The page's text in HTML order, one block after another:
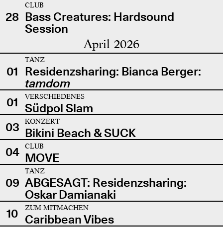
28
CLUB
Bass Creatures: Hardsound
Session
April 2026
01
TANZ
Residenzsharing: Bianca Berger:
tamdom
01
VERSCHIEDENES
Südpol Slam
03
KONZERT
Bikini Beach & SUCK
04
CLUB
MOVE
09
TANZ
ABGESAGT: Residenzsharing:
Oskar Damianaki
10
ZUM MITMACHEN
Caribbean Vibes